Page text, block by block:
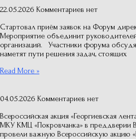
22.05.2026 Комментариев нет
Стартовал приём заявок на Форум
Мероприятие объединит
организаций. Участники форума
наметят пути решения задач, стоящих
Read More »
04.05.2026 Комментариев нет
Всероссийская акция «Георгиевская
МКУ КМЦ «Покровчанка» в преддверии
провели важную Всероссийскую акцию